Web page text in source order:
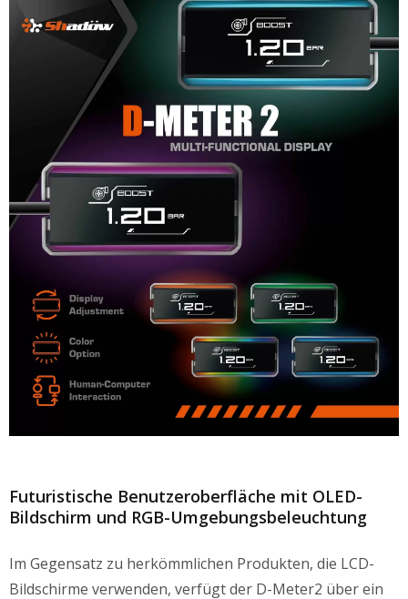
Futuristische Benutzeroberfläche mit OLED-
Bildschirm und RGB-Umgebungsbeleuchtung
Im Gegensatz zu herkömmlichen Produkten, die LCD-
Bildschirme verwenden, verfügt der D-Meter2 über ein